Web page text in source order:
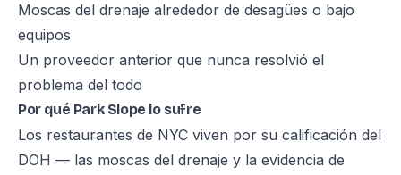
Moscas del drenaje alrededor de desagües o bajo
equipos
Un proveedor anterior que nunca resolvió el
problema del todo
Por qué Park Slope lo sufre
Los restaurantes de NYC viven por su calificación del
DOH — las moscas del drenaje y la evidencia de